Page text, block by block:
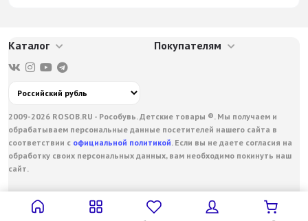
Каталог Покупателям
2009-2026 ROSOB.RU - Рособувь. Детские товары ®. Мы получаем и
обрабатываем персональные данные посетителей нашего сайта в
соответствии с официальной политикой . Если вы не даете согласия на
обработку своих персональных данных, вам необходимо покинуть наш
сайт.